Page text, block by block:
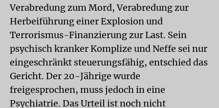
Verabredung zum Mord, Verabredung zur
Herbeiführung einer Explosion und
Terrorismus-Finanzierung zur Last. Sein
psychisch kranker Komplize und Neffe sei nur
eingeschränkt steuerungsfähig, entschied das
Gericht. Der 20-Jährige wurde
freigesprochen, muss jedoch in eine
Psychiatrie. Das Urteil ist noch nicht